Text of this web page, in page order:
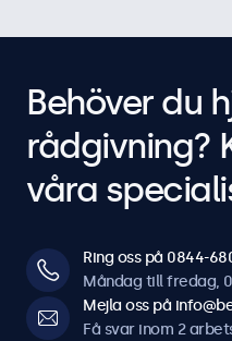
Behöver du
rådgivning?
våra
Ring oss på 0844-
Måndag till fredag,
Mejla oss på
Få svar inom 2